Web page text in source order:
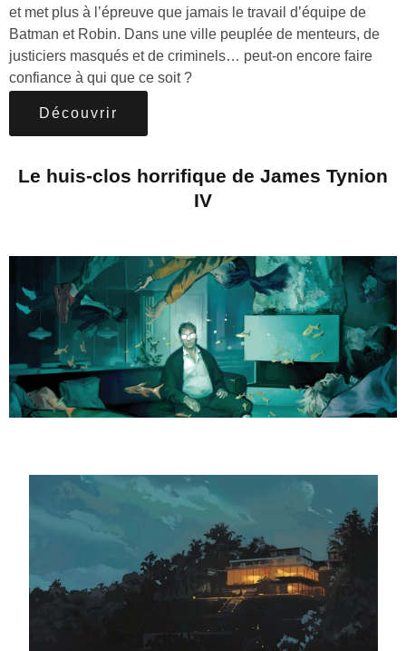
et met plus à l’épreuve que jamais le travail d’équipe de
Batman et Robin. Dans une ville peuplée de menteurs, de
justiciers masqués et de criminels… peut-on encore faire
confiance à qui que ce soit ?
Découvrir
Le huis-clos horrifique de James Tynion
IV